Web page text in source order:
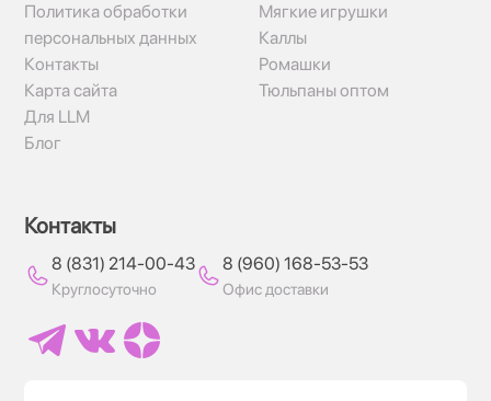
Политика обработки
персональных данных
Контакты
Карта сайта
Для LLM
Блог
Мягкие игрушки
Каллы
Ромашки
Тюльпаны оптом
Контакты
8 (831) 214-00-43
Круглосуточно
8 (960) 168-53-53
Офис доставки